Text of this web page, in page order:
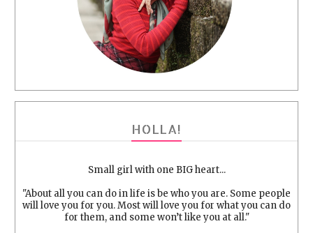
HOLLA!
Small girl with one BIG heart...
"About all you can do in life is be who you are. Some people
will love you for you. Most will love you for what you can do
for them, and some won’t like you at all."